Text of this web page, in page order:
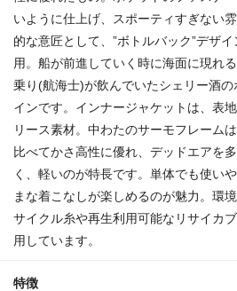
いように仕上げ、スポーティすぎない
的な意匠として、”ボトルバック”デザ
用。船が前進していく時に海面に現れ
乗り(航海士)が飲んでいたシェリー酒
インです。インナージャケットは、表
リース素材。中わたのサーモフレーム
比べてかさ高性に優れ、デッドエアを
く、軽いのが特長です。単体でも使い
まな着こなしが楽しめるのが魅力。環
サイクル糸や再生利用可能なリサイカ
用しています。
特徴